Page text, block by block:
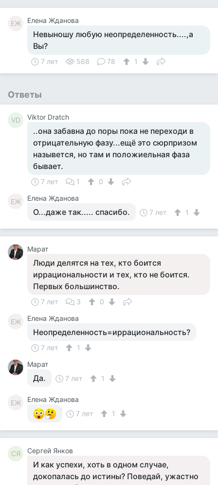
ЕЖ Елена Жданова
Невыношу любую неопределенность....,а
Вы?
7 лет 568 78 1
Ответы
VD Viktor Dratch
..она забавна до поры пока не переходи в
отрицательную фазу...ещё это сюрпризом
назывется, но там и положиельная фаза
бывает.
7 лет 1 0
ЕЖ Елена Жданова
О...даже так..... спасибо. 7 лет 1
Марат
Люди делятся на тех, кто боится
иррациональности и тех, кто не боится.
Первых большинство.
7 лет 3 0
ЕЖ Елена Жданова
Неопределенность=иррациональность?
7 лет
1
Марат
Да. 7 лет 1
ЕЖ
Елена Жданова
7 лет
1
СЯ Сергей Янков
И как успехи, хоть в одном случае,
докопалась до истины? Поведай, ужастно